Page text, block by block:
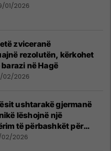
01/2026
zviceranë
rezolutën, kërkohet
në Hagë
02/2026
ushtarakë gjermanë
lëshojnë një
të përbashkët për
mundshëm rus
02/2026